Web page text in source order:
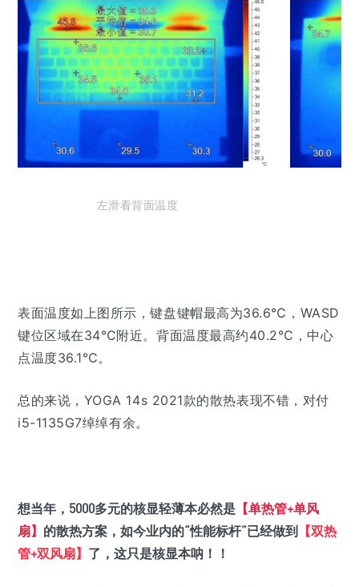
左滑看背面温度
表面温度如上图所示，键盘键帽最高为36.6℃，WASD
键位区域在34℃附近。背面温度最高约40.2℃，中心
点温度36.1℃。
总的来说，YOGA 14s 2021款的散热表现不错，对付
i5-1135G7绰绰有余。
想当年，5000多元的核显轻薄本必然是 【单热管+单风
扇】 的散热方案，如今业内的“性能标杆”已经做到
【双热
管+双风扇】 了，这只是核显本呐！！